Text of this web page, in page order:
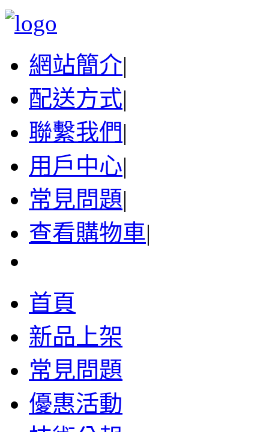
網站簡介|
配送方式|
聯繫我們|
用戶中心|
常見問題|
查看購物車|
首頁
新品上架
常見問題
優惠活動